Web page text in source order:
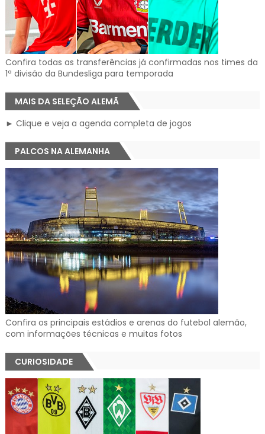
Confira todas as transferências já confirmadas nos times da
1ª divisão da Bundesliga para temporada
MAIS DA SELEÇÃO ALEMÃ
► Clique e veja a agenda completa de jogos
PALCOS NA ALEMANHA
Confira os principais estádios e arenas do futebol alemão,
com informações técnicas e muitas fotos
CURIOSIDADE